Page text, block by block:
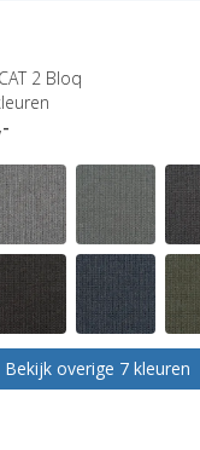
2 Bloq
Bekijk overige 7 kleuren